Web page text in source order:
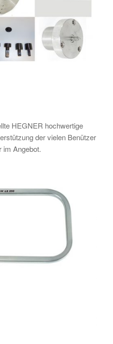
HEGNER hochwertige
der vielen Benützer
im Angebot.